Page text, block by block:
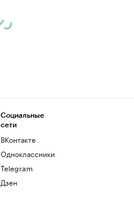
Социальные
сети
ВКонтакте
Одноклассники
Telegram
Дзен